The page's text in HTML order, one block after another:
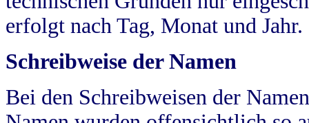
erfolgt nach Tag, Monat und Jahr.
Schreibweise der Namen
Bei den Schreibweisen der